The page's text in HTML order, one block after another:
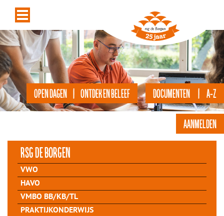
DOCUMENTEN | A-Z
OPEN DAGEN | ONTDEK EN BELEEF
AANMELDEN
rsg de Borgen
VWO
HAVO
VMBO BB/KB/TL
PRAKTIJKONDERWIJS